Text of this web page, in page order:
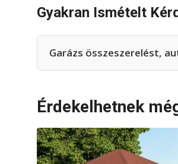
Gyakran Ismételt
Garázs összeszerelést,
Érdekelhetnek